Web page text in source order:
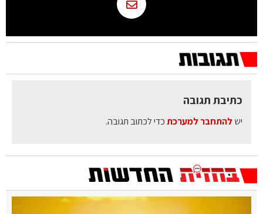
כתיבת תגובה
יש להתחבר למערכתכדי לכתוב תגובה.